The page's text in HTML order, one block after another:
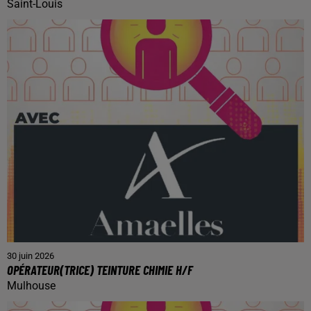
Saint-Louis
30 juin 2026
OPÉRATEUR(TRICE) TEINTURE CHIMIE H/F
Mulhouse